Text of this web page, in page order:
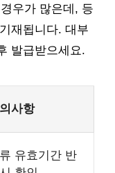
우가 많은데, 등
재됩니다. 대부
발급받으세요.
사항
유효기간 반